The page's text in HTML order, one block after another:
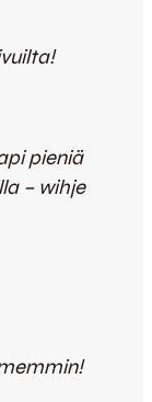
pieniä
– wihje